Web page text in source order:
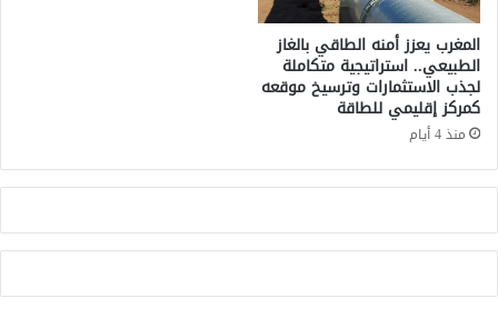
ي
ا
ل
ش
ي
ب
ف
ش
خ
ص
ف
ي
ا
ة
ت
د
المغرب يعزز أمنه الطاقي بالغاز
الطبيعي.. استراتيجية متكاملة
لجذب الاستثمارات وترسيخ موقعه
كمركز إقليمي للطاقة
منذ 4 أيام